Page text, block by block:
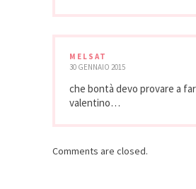
MELSAT
30 GENNAIO 2015
che bontà devo provare a
valentino…
Comments are closed.